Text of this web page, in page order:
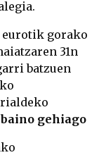
gorako
31n
batzuen
gehiago